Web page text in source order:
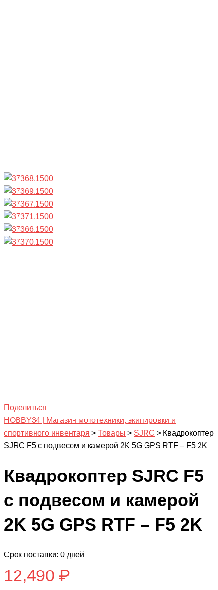
Поделиться
HOBBY34 | Магазин мототехники, экипировки и
спортивного инвентаря > Товары > SJRC > Квадрокоптер
SJRC F5 с подвесом и камерой 2K 5G GPS RTF – F5 2K
Квадрокоптер SJRC F5
с подвесом и камерой
2K 5G GPS RTF – F5 2K
Срок поставки: 0 дней
12,490 ₽